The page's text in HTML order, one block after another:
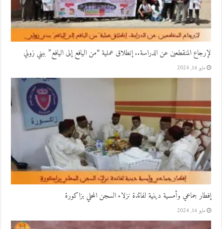
لإرجاع المنقطعين عن الدراسة.. إنطلاق عملية “من اليافع إلى اليافع” ببني زولي
مايو 16, 2024
إفطار جماعي وأمسية دينية لفائدة نزلاء السجن المحلي بزاكورة
مايو 16, 2024